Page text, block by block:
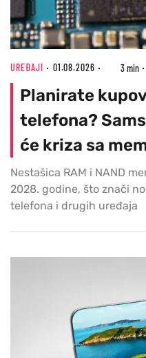
UREĐAJI 01.08.2026 3 min
Planirate
telefona?
će kriza sa
Nestašica RAM i NAND
2028. godine, što znači
telefona i drugih uređaja